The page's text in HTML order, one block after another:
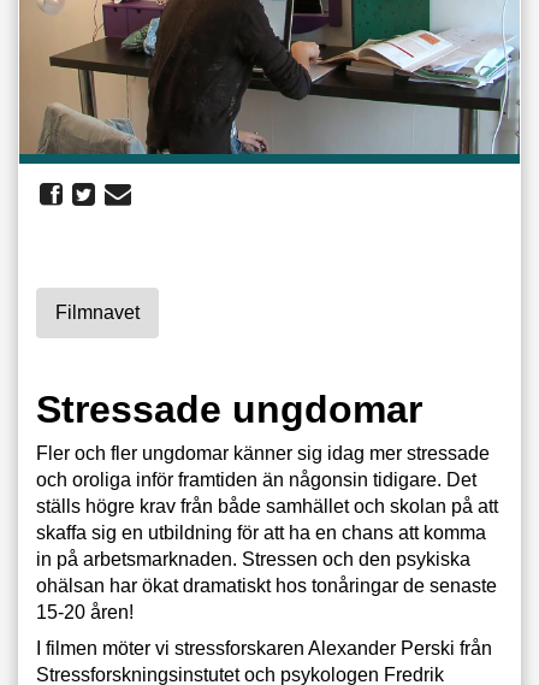
Filmnavet
Stressade ungdomar
Fler och fler ungdomar känner sig idag mer stressade
och oroliga inför framtiden än någonsin tidigare. Det
ställs högre krav från både samhället och skolan på att
skaffa sig en utbildning för att ha en chans att komma
in på arbetsmarknaden. Stressen och den psykiska
ohälsan har ökat dramatiskt hos tonåringar de senaste
15-20 åren!
I filmen möter vi stressforskaren Alexander Perski från
Stressforskningsinstutet och psykologen Fredrik